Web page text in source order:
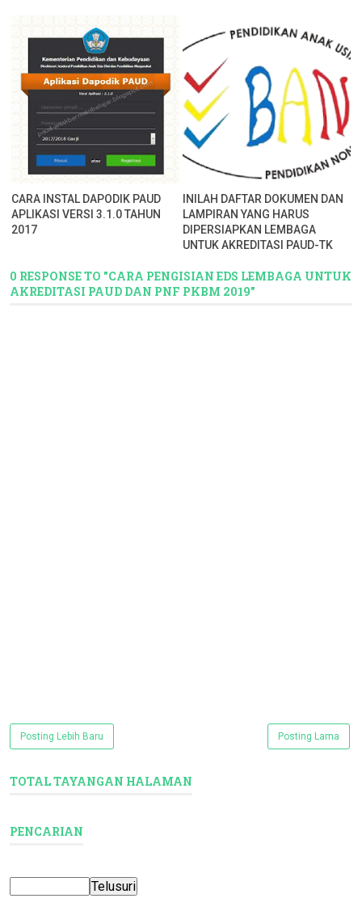
CARA INSTAL DAPODIK PAUD
APLIKASI VERSI 3.1.0 TAHUN
2017
INILAH DAFTAR DOKUMEN DAN
LAMPIRAN YANG HARUS
DIPERSIAPKAN LEMBAGA
UNTUK AKREDITASI PAUD-TK
0 RESPONSE TO "CARA PENGISIAN EDS LEMBAGA UNTUK
AKREDITASI PAUD DAN PNF PKBM 2019"
Posting Lebih Baru Posting Lama
TOTAL TAYANGAN HALAMAN
PENCARIAN